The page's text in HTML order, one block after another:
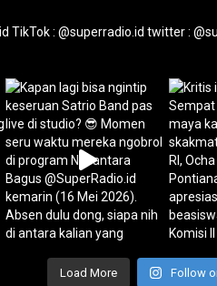
TikTok : @superradio.id twitter :
Load More Follow